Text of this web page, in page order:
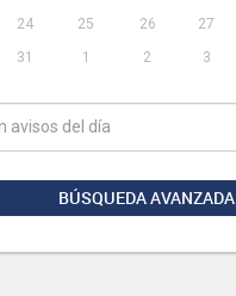
24 25 26 27
31 1 2 3
BÚSQUEDA AVANZADA